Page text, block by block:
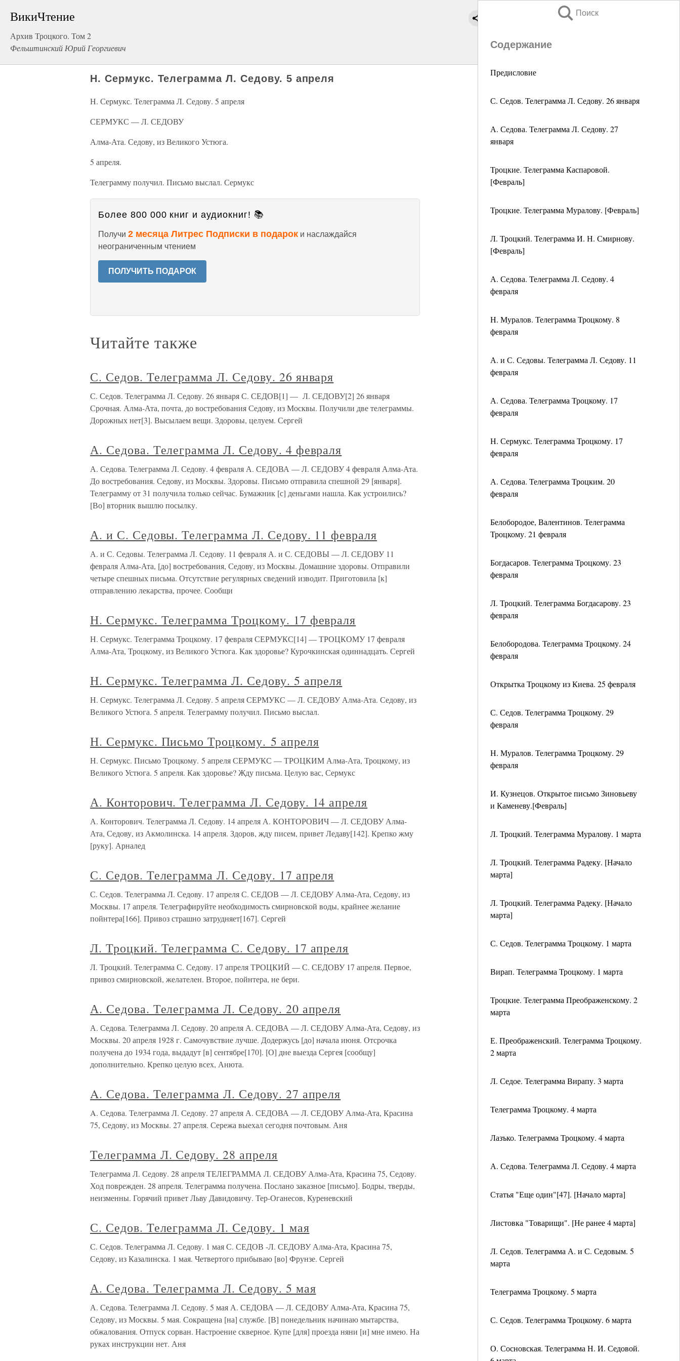
ВикиЧтение
Архив Троцкого. Том 2
Фельштинский Юрий Георгиевич
Поиск
Содержание
Предисловие
С. Седов. Телеграмма Л. Седову. 26 января
А. Седова. Телеграмма Л. Седову. 27
января
Троцкие. Телеграмма Каспаровой.
[Февраль]
Троцкие. Телеграмма Муралову. [Февраль]
Л. Троцкий. Телеграмма И. Н. Смирнову.
[Февраль]
А. Седова. Телеграмма Л. Седову. 4
февраля
Н. Муралов. Телеграмма Троцкому. 8
февраля
А. и С. Седовы. Телеграмма Л. Седову. 11
февраля
А. Седова. Телеграмма Троцкому. 17
февраля
Н. Сермукс. Телеграмма Троцкому. 17
февраля
А. Седова. Телеграмма Троцким. 20
февраля
Белобородое, Валентинов. Телеграмма
Троцкому. 21 февраля
Богдасаров. Телеграмма Троцкому. 23
февраля
Л. Троцкий. Телеграмма Богдасарову. 23
февраля
Белобородова. Телеграмма Троцкому. 24
февраля
Открытка Троцкому из Киева. 25 февраля
С. Седов. Телеграмма Троцкому. 29
февраля
Н. Муралов. Телеграмма Троцкому. 29
февраля
И. Кузнецов. Открытое письмо Зиновьеву
и Каменеву.[Февраль]
Л. Троцкий. Телеграмма Муралову. 1 марта
Л. Троцкий. Телеграмма Радеку. [Начало
марта]
Л. Троцкий. Телеграмма Радеку. [Начало
марта]
С. Седов. Телеграмма Троцкому. 1 марта
Вирап. Телеграмма Троцкому. 1 марта
Троцкие. Телеграмма Преображенскому. 2
марта
Е. Преображенский. Телеграмма Троцкому.
2 марта
Л. Седое. Телеграмма Вирапу. 3 марта
Телеграмма Троцкому. 4 марта
Лазъко. Телеграмма Троцкому. 4 марта
А. Седова. Телеграмма Л. Седову. 4 марта
Статья "Еще один"[47]. [Начало марта]
Листовка "Товарищи". [Не ранее 4 марта]
Л. Седов. Телеграмма А. и С. Седовым. 5
марта
Телеграмма Троцкому. 5 марта
С. Седов. Телеграмма Троцкому. 6 марта
О. Сосновская. Телеграмма Н. И. Седовой.
Н. Сермукс. Телеграмма Л. Седову. 5 апреля
Н. Сермукс. Телеграмма Л. Седову. 5 апреля
СЕРМУКС — Л. СЕДОВУ
Алма-Ата. Седову, из Великого Устюга.
5 апреля.
Телеграмму получил. Письмо выслал. Сермукс
Более 800 000 книг и аудиокниг! 📚
Получи 2 месяца Литрес Подписки в подарок и наслаждайся
неограниченным чтением
ПОЛУЧИТЬ ПОДАРОК
Читайте также
С. Седов. Телеграмма Л. Седову. 26 января
С. Седов. Телеграмма Л. Седову. 26 января С. СЕДОВ[1] — Л. СЕДОВУ[2] 26 января
Срочная. Алма-Ата, почта, до востребования Седову, из Москвы. Получили две телеграммы.
Дорожных нет[3]. Высылаем вещи. Здоровы, целуем. Сергей
А. Седова. Телеграмма Л. Седову. 4 февраля
А. Седова. Телеграмма Л. Седову. 4 февраля А. СЕДОВА — Л. СЕДОВУ 4 февраля Алма-Ата.
До востребования. Седову, из Москвы. Здоровы. Письмо отправила спешной 29 [января].
Телеграмму от 31 получила только сейчас. Бумажник [с] деньгами нашла. Как устроились?
[Во] вторник вышлю посылку.
А. и С. Седовы. Телеграмма Л. Седову. 11 февраля
А. и С. Седовы. Телеграмма Л. Седову. 11 февраля А. и С. СЕДОВЫ — Л. СЕДОВУ 11
февраля Алма-Ата, [до] востребования, Седову, из Москвы. Домашние здоровы. Отправили
четыре спешных письма. Отсутствие регулярных сведений изводит. Приготовила [к]
отправлению лекарства, прочее. Сообщи
Н. Сермукс. Телеграмма Троцкому. 17 февраля
Н. Сермукс. Телеграмма Троцкому. 17 февраля СЕРМУКС[14] — ТРОЦКОМУ 17 февраля
Алма-Ата, Троцкому, из Великого Устюга. Как здоровье? Курочкинская одиннадцать. Сергей
Н. Сермукс. Телеграмма Л. Седову. 5 апреля
Н. Сермукс. Телеграмма Л. Седову. 5 апреля СЕРМУКС — Л. СЕДОВУ Алма-Ата. Седову, из
Великого Устюга. 5 апреля. Телеграмму получил. Письмо выслал.
Н. Сермукс. Письмо Троцкому. 5 апреля
Н. Сермукс. Письмо Троцкому. 5 апреля СЕРМУКС — ТРОЦКИМ Алма-Ата, Троцкому, из
Великого Устюга. 5 апреля. Как здоровье? Жду письма. Целую вас, Сермукс
А. Конторович. Телеграмма Л. Седову. 14 апреля
А. Конторович. Телеграмма Л. Седову. 14 апреля А. КОНТОРОВИЧ — Л. СЕДОВУ Алма-
Ата, Седову, из Акмолинска. 14 апреля. Здоров, жду писем, привет Ледаву[142]. Крепко жму
[руку]. Арналед
С. Седов. Телеграмма Л. Седову. 17 апреля
С. Седов. Телеграмма Л. Седову. 17 апреля С. СЕДОВ — Л. СЕДОВУ Алма-Ата, Седову, из
Москвы. 17 апреля. Телеграфируйте необходимость смирновской воды, крайнее желание
пойнтера[166]. Привоз страшно затрудняет[167]. Сергей
Л. Троцкий. Телеграмма С. Седову. 17 апреля
Л. Троцкий. Телеграмма С. Седову. 17 апреля ТРОЦКИЙ — С. СЕДОВУ 17 апреля. Первое,
привоз смирновской, желателен. Второе, пойнтера, не бери.
А. Седова. Телеграмма Л. Седову. 20 апреля
А. Седова. Телеграмма Л. Седову. 20 апреля А. СЕДОВА — Л. СЕДОВУ Алма-Ата, Седову, из
Москвы. 20 апреля 1928 г. Самочувствие лучше. Додержусь [до] начала июня. Отсрочка
получена до 1934 года, выдадут [в] сентябре[170]. [О] дне выезда Сергея [сообщу]
дополнительно. Крепко целую всех, Анюта.
A. Седова. Телеграмма Л. Седову. 27 апреля
A. Седова. Телеграмма Л. Седову. 27 апреля А. СЕДОВА — Л. СЕДОВУ Алма-Ата, Красина
75, Седову, из Москвы. 27 апреля. Сережа выехал сегодня почтовым. Аня
Телеграмма Л. Седову. 28 апреля
Телеграмма Л. Седову. 28 апреля ТЕЛЕГРАММА Л. СЕДОВУ Алма-Ата, Красина 75, Седову.
Ход поврежден. 28 апреля. Телеграмма получена. Послано заказное [письмо]. Бодры, тверды,
неизменны. Горячий привет Льву Давидовичу. Тер-Оганесов, Куреневский
С. Седов. Телеграмма Л. Седову. 1 мая
С. Седов. Телеграмма Л. Седову. 1 мая С. СЕДОВ -Л. СЕДОВУ Алма-Ата, Красина 75,
Седову, из Казалинска. 1 мая. Четвертого прибываю [во] Фрунзе. Сергей
А. Седова. Телеграмма Л. Седову. 5 мая
А. Седова. Телеграмма Л. Седову. 5 мая А. СЕДОВА — Л. СЕДОВУ Алма-Ата, Красина 75,
Седову, из Москвы. 5 мая. Сокращена [на] службе. [В] понедельник начинаю мытарства,
обжалования. Отпуск сорван. Настроение скверное. Купе [для] проезда няни [и] мне имею. На
руках инструкции нет. Аня